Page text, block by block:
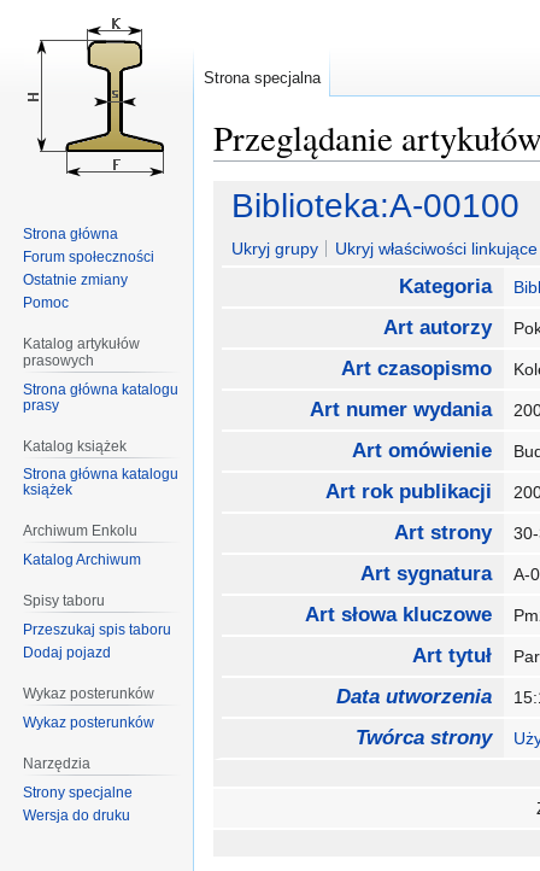
Przeglądanie
Przejdź
nawigacji
Przejdź
wyszukiwania
Biblioteka:A-00100
Ukryj grupy Ukryj właściwości
Kategoria
Art autorzy
Art czasopismo
Art numer wydania
Art omówienie
Art rok publikacji
Art strony
Art sygnatura A-
Art słowa kluczowe
Art tytuł
Data utworzenia
Twórca strony
Strona specjalna
Strona główna
Forum społeczności
Ostatnie zmiany
Pomoc
Katalog artykułów
prasowych
Strona główna katalogu
prasy
Katalog książek
Strona główna katalogu
książek
Archiwum Enkolu
Katalog Archiwum
Spisy taboru
Przeszukaj spis taboru
Dodaj pojazd
Wykaz posterunków
Wykaz posterunków
Narzędzia
Strony specjalne
Wersja do druku